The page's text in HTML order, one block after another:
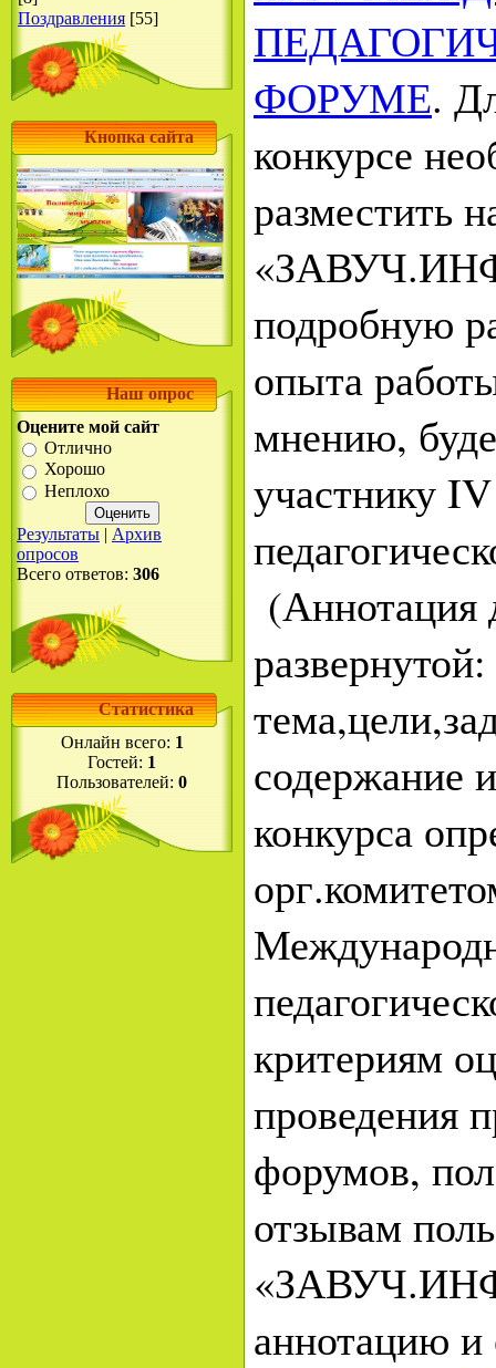
Поздравления [55]
Кнопка сайта
Наш опрос
Оцените мой сайт
Отлично
Хорошо
Неплохо
Результаты | Архив
опросов
Всего ответов: 306
Статистика
Онлайн всего: 1
Гостей: 1
Пользователей: 0
ФОРУМЕ.
конкурсе
разместить
подробную
опыта
мнению,
участнику
(Аннотация
развернутой:
содержание
конкурса
критериям
проведения
форумов,
отзывам
аннотацию